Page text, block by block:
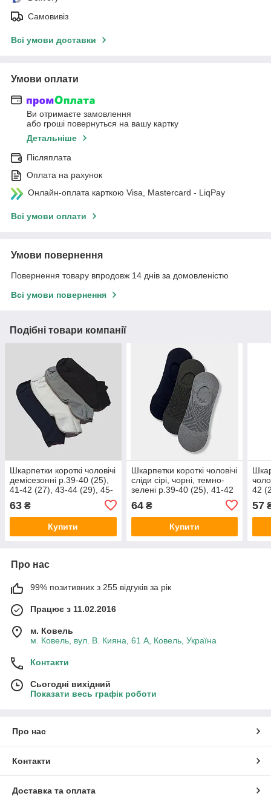
Самовивіз
Всі умови доставки
Умови оплати
Ви отримаєте замовлення
або гроші повернуться на вашу картку
Детальніше
Післяплата
Оплата на рахунок
Онлайн-оплата карткою Visa, Mastercard - LiqPay
Всі умови оплати
Умови повернення
Повернення товару впродовж 14 днів за домовленістю
Всі умови повернення
Подібні товари компанії
Шкарпетки короткі чоловічі
демісезонні р.39-40 (25),
41-42 (27), 43-44 (29), 45-
чорні Twinsocks
63 ₴
Купити
Шкарпетки короткі чоловічі
сліди сірі, чорні, темно-
зелені р.39-40 (25), 41-42
(27), 43-44 (29) Twinsocks
64₴
Купити
42
57
Про нас
99% позитивних з 255 відгуків за рік
Працює з 11.02.2016
м. Ковель
м. Ковель, вул. В. Кияна, 61 А, Ковель, Україна
Контакти
Сьогодні вихідний
Показати весь графік роботи
Про нас
Контакти
Доставка та оплата